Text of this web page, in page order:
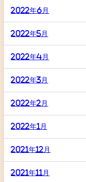
2022年6月
2022年5月
2022年4月
2022年3月
2022年2月
2022年1月
2021年12月
2021年11月